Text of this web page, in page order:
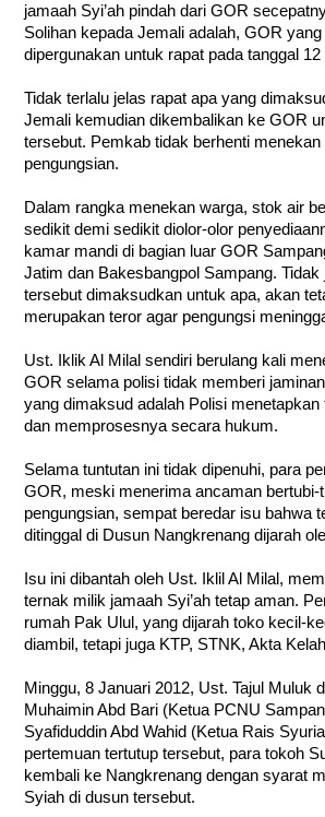
jamaah Syi’ah pindah dari GOR
Solihan kepada Jemali adalah, GOR
dipergunakan untuk rapat pada tanggal
Tidak terlalu jelas rapat apa yang
Jemali kemudian dikembalikan ke GOR
tersebut. Pemkab tidak berhenti menekan
pengungsian.
Dalam rangka menekan warga, stok air
sedikit demi sedikit diolor-olor
kamar mandi di bagian luar GOR
Jatim dan Bakesbangpol Sampang.
tersebut dimaksudkan untuk apa, akan
merupakan teror agar pengungsi
Ust. Iklik Al Milal sendiri berulang kali
GOR selama polisi tidak memberi
yang dimaksud adalah Polisi
dan memprosesnya secara hukum.
Selama tuntutan ini tidak dipenuhi, para
GOR, meski menerima ancaman bertubi-
pengungsian, sempat beredar isu bahwa
ditinggal di Dusun Nangkrenang dijarah
Isu ini dibantah oleh Ust. Iklil Al Milal,
ternak milik jamaah Syi’ah tetap aman.
rumah Pak Ulul, yang dijarah toko kecil-
diambil, tetapi juga KTP, STNK, Akta
Minggu, 8 Januari 2012, Ust. Tajul Muluk
Muhaimin Abd Bari (Ketua PCNU
Syafiduddin Abd Wahid (Ketua Rais
pertemuan tertutup tersebut, para tokoh
kembali ke Nangkrenang dengan syarat
Syiah di dusun tersebut.